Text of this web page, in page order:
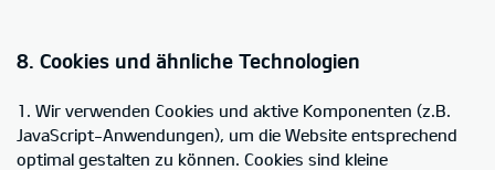
8. Cookies und ähnliche Technologien
1. Wir verwenden Cookies und aktive Komponenten (z.B.
JavaScript-Anwendungen), um die Website entsprechend
optimal gestalten zu können. Cookies sind kleine